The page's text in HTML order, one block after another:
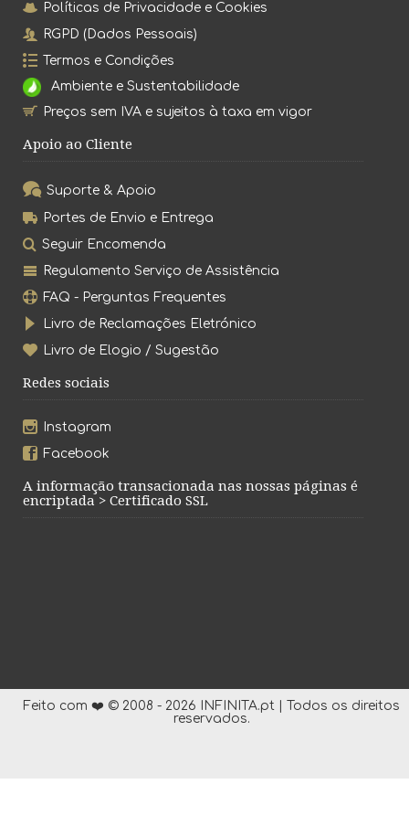
Políticas de Privacidade e Cookies
RGPD (Dados Pessoais)
Termos e Condições
Ambiente e Sustentabilidade
Preços sem IVA e sujeitos à taxa em vigor
Apoio ao Cliente
Suporte & Apoio
Portes de Envio e Entrega
Seguir Encomenda
Regulamento Serviço de Assistência
FAQ - Perguntas Frequentes
Livro de Reclamações Eletrónico
Livro de Elogio / Sugestão
Redes sociais
Instagram
Facebook
A informação transacionada nas nossas páginas é
encriptada > Certificado SSL
Feito com ❤️ © 2008 - 2026 INFINITA.pt | Todos os direitos
reservados.